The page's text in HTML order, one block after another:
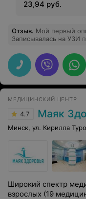
23,94 руб.
Отзыв. Мой первый
Записывалась на УЗИ
ответила на все
МЕДИЦИНСКИЙ ЦЕНТР
4.7 Маяк
Минск, ул. Кирилла
Широкий спектр
взрослых (19